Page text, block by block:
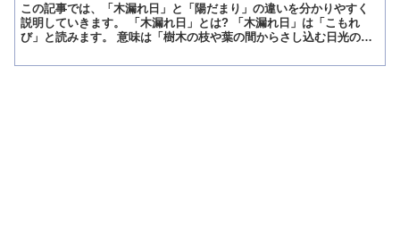
この記事では、「木漏れ日」と「陽だまり」の違いを分かりやすく
説明していきます。 「木漏れ日」とは? 「木漏れ日」は「こもれ
び」と読みます。 意味は「樹木の枝や葉の間からさし込む日光のこ